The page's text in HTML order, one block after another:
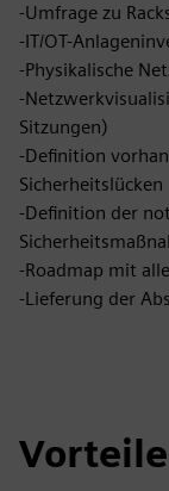
-Umfrage zu
-IT/OT-
-Physikalische
-
Sitzungen)
-Definition
Sicherheitslücken
-Definition der
-Roadmap mit
-Lieferung der
Vorteile